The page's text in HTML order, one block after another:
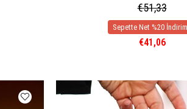
€51,33
€41,06